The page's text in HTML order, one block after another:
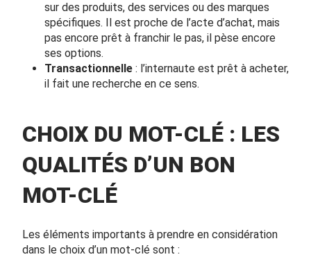
sur des produits, des services ou des marques
spécifiques. Il est proche de l’acte d’achat, mais
pas encore prêt à franchir le pas, il pèse encore
ses options.
Transactionnelle : l’internaute est prêt à acheter,
il fait une recherche en ce sens.
CHOIX DU MOT-CLÉ : LES
QUALITÉS D’UN BON
MOT-CLÉ
Les éléments importants à prendre en considération
dans le choix d’un mot-clé sont :